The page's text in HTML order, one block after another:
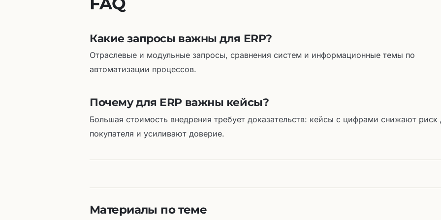
Какие запросы важны для ERP?
Отраслевые и модульные запросы, сравнения систем и информационные темы по
автоматизации процессов.
Почему для ERP важны кейсы?
Большая стоимость внедрения требует доказательств: кейсы с цифрами снижают риск
покупателя и усиливают доверие.
Материалы по теме